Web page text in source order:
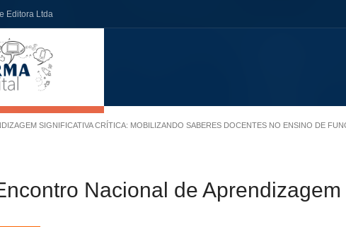
Editora Ltda
SIGNIFICATIVA CRÍTICA: MOBILIZANDO SABERES DOCENTES NO ENSINO DE
Nacional de